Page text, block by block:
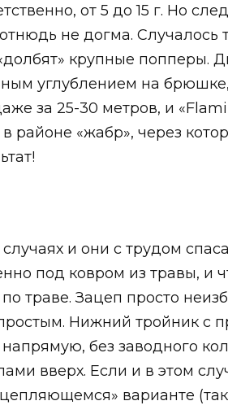
от 5 до 15 г. Но
не догма. Случалось
крупные попперы.
углублением на
за 25-30 метров, и
«жабр», через
и они с трудом
под ковром из травы, и
траве. Зацеп просто
Нижний тройник с
без заводного
вверх. Если и в этом
варианте